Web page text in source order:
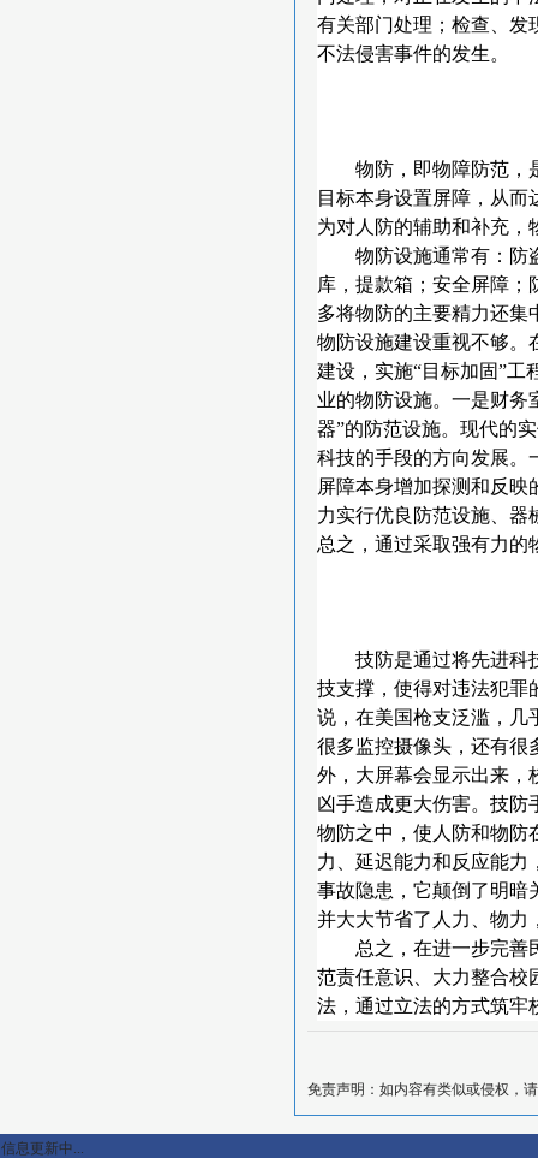
有关部门处理；检查、发
不法侵害事件的发生。
物防，即物障防范，
目标本身设置屏障，从
为对人防的辅助和补充，
物防设施通常有：防
库，提款箱；安全屏障
多将物防的主要精力还集
物防设施建设重视不够。
建设，实施“目标加固”工
业的物防设施。一是财务
器”的防范设施。现代的
科技的手段的方向发展。
屏障本身增加探测和反
力实行优良防范设施、器
总之，通过采取强有力的
技防是通过将先进科
技支撑，使得对违法犯罪
说，在美国枪支泛滥，几
很多监控摄像头，还有很
外，大屏幕会显示出来，
凶手造成更大伤害。技防
物防之中，使人防和物防
力、延迟能力和反应能力
事故隐患，它颠倒了明暗
并大大节省了人力、物力
总之，在进一步完善
范责任意识、大力整合校
法，通过立法的方式筑牢
免责声明：如内容有类似或侵权，
信息更新中...